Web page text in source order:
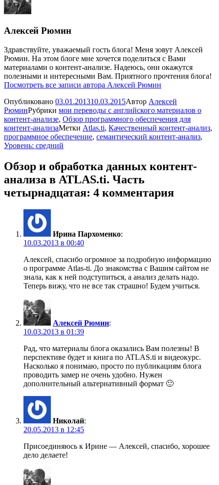
Алексей Рюмин
Здравствуйте, уважаемый гость блога! Меня зовут Алексей
Рюмин. На этом блоге мне хочется поделиться с Вами
материалами о контент-анализе. Надеюсь, они окажутся
полезными и интересными Вам. Приятного прочтения блога!
Посмотреть все записи автора Алексей Рюмин
Опубликовано 03.01.201310.03.2015Автор Алексей
РюминРубрики мои переводы с английского материалов о
контент-анализе, Обзор программного обеспечения для
контент-анализаМетки Atlas.ti, Качественный контент-анализ,
программное обеспечение, семантический контент-анализ,
Уровень: средний
Обзор и обработка данных контент-
анализа в ATLAS.ti. Часть
четырнадцатая: 4 комментария
Ирина Пархоменко:
10.03.2013 в 00:40
Алексей, спасибо огромное за подробную информацию
о программе Atlas-ti. До знакомства с Вашим сайтом не
знала, как к ней подступиться, а анализ делать надо.
Теперь вижу, что не все так страшно! Будем учиться.
Алексей Рюмин:
10.03.2013 в 01:39
Рад, что материалы блога оказались Вам полезны! В
перспективе будет и книга по ATLAS.ti и видеокурс.
Насколько я понимаю, просто по публикациям блога
проводить замер не очень удобно. Нужен
дополнительный альтернативный формат 🙂
Николай:
20.05.2013 в 12:45
Присоединяюсь к Ирине — Алексей, спасибо, хорошее
дело делаете!